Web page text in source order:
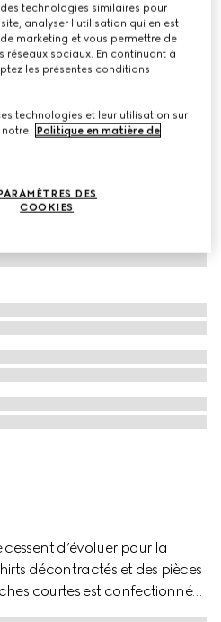
d’évoluer pour la
décontractés et des pièces
courtes est confectionné
et orné d’un empiècement
technologies similaires pour
analyser l'utilisation qui en est
marketing et vous permettre de
réseaux sociaux. En continuant à
les présentes conditions
technologies et leur utilisation sur
notre
Politique en matière de
DES
COOKIES